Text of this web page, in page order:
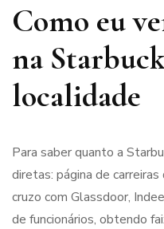
Como eu
na
localidade
Para saber quanto a
diretas: página de
cruzo com Glassdoor,
de funcionários, obtendo